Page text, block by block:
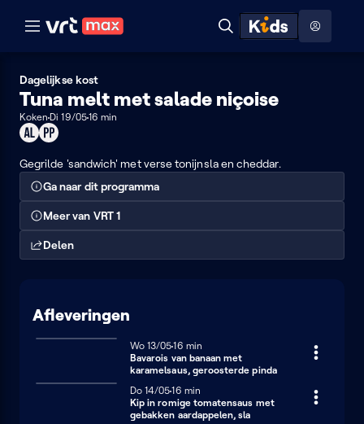
Naar hoofdinhoud Naar audiodescriptie Naar help
Zoeken
ontdekken
Dagelijkse kost
Tuna melt met salade niçoise
KokenDi 19/0516 min
Geschikt
alle
leeftijden
Product
Gegrilde 'sandwich' met verse tonijnsla en cheddar.
Ga naar dit programma
Meer van VRT 1
Delen
Afleveringen
Woensdag 13 mei
Wo 13/0516 minuten
16 min
Bavarois van banaan met
karamelsaus, geroosterde pinda
Donderdag 14 mei
Do 14/0516 minuten
16 min
Kip in romige tomatensaus met
gebakken aardappelen, sla